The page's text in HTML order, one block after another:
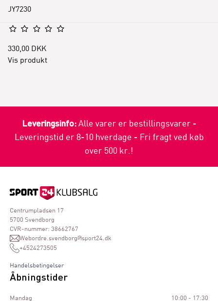
JY7230
330,00 DKK
Vis produkt
Leveringsinfo:Alle varer er bestillingsvarer -
Leveringstid er 8-10 hverdage - Fri fragt ved køb
over 500 kr.!
Centrumpladsen 17
5700 Svendborg
CVR-nummer: 38662767
Webordre.svendborg@sport24.dk
+4524273505
Handelsbetingelser
Åbningstider
Mandag 10:00 - 17:30